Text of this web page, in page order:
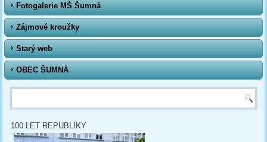
Fotogalerie MŠ Šumná
Zájmové kroužky
Starý web
OBEC ŠUMNÁ
Vyhledávání
100 LET REPUBLIKY